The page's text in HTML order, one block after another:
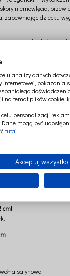
niemowlęcia,
zapewniając dziecku
klasyka, która
wnosi do pokoju
doskonałą
beżami oraz
i subtelnego uroku.
zabezpiecza
przed
przestrzeń
wypełnienie
przez długi czas.
aranżacje dziecięcych
z tej kolekcji
prostotą i
cm)
satynowa
analizy danych
internetowej, pokazania
na temat plików cookie,
personalizacji
mogą być
tutaj
Akceptuj wszystko